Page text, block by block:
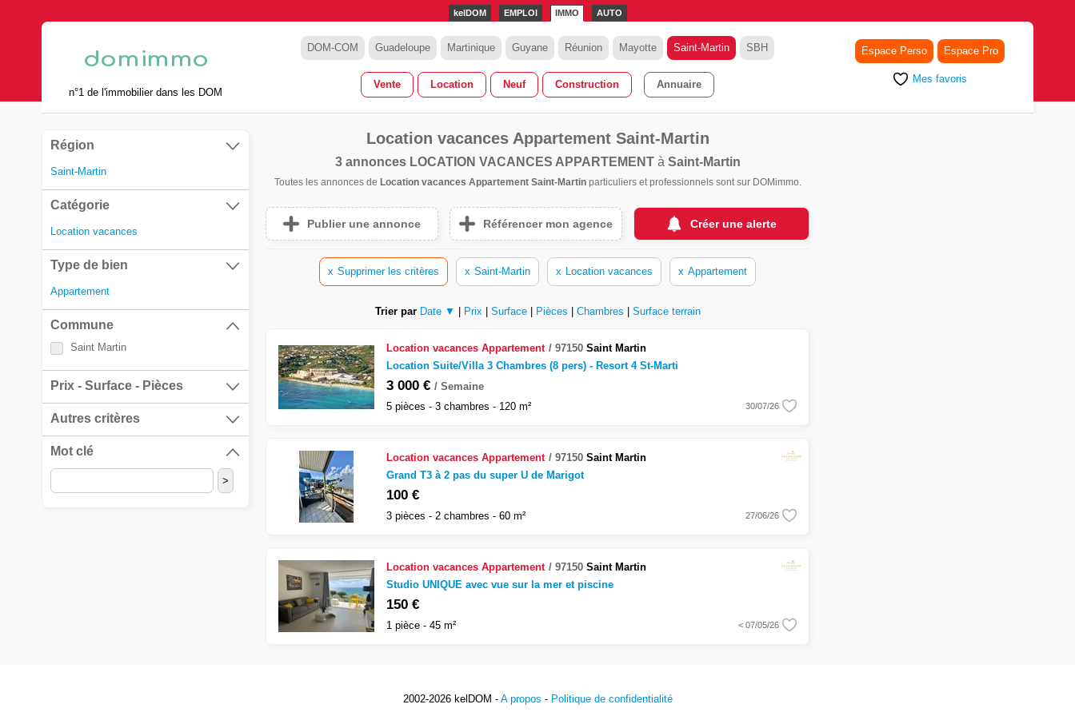
kelDOM EMPLOI IMMO AUTO
n°1 de l'immobilier dans les DOM
DOM-COM Guadeloupe Martinique Guyane Réunion Mayotte Saint-Martin SBH
Vente Location Neuf Construction Annuaire
Espace Perso Espace Pro
Mes favoris
Région
Saint-Martin
Catégorie
Location vacances
Type de bien
Appartement
Commune
Saint Martin
Prix - Surface - Pièces
Autres critères
Mot clé
Location vacances Appartement Saint-Martin
3 annonces LOCATION VACANCES APPARTEMENTà Saint-Martin
Toutes les annonces de Location vacances Appartement Saint-Martinparticuliers et professionnels sont sur DOMimmo.
Publier une annonce Référencer mon agence Créer une alerte
x Supprimer les critères x Saint-Martin x Location vacances x Appartement
Trier par Date ▼ Prix Surface Pièces Chambres Surface terrain
30/07/26
Location vacances Appartement 97150 Saint Martin
Location Suite/Villa 3 Chambres (8 pers) - Resort 4 St-Marti
3 000 € / Semaine
5 pièces - 3 chambres - 120 m²
27/06/26
Location vacances Appartement 97150 Saint Martin
Grand T3 à 2 pas du super U de Marigot
100 €
3 pièces - 2 chambres - 60 m²
< 07/05/26
Location vacances Appartement 97150 Saint Martin
Studio UNIQUE avec vue sur la mer et piscine
150 €
1 pièce - 45 m²
2002-2026 kelDOM - A propos - Politique de confidentialité